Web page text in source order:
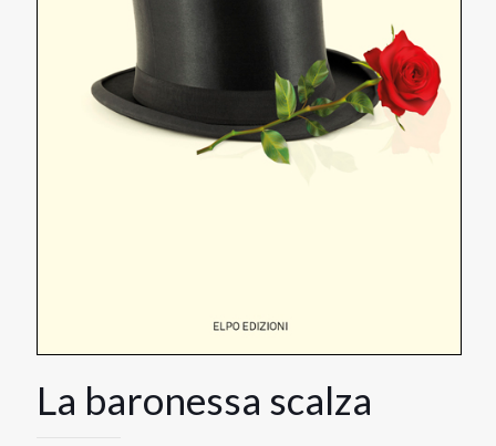
La baronessa scalza